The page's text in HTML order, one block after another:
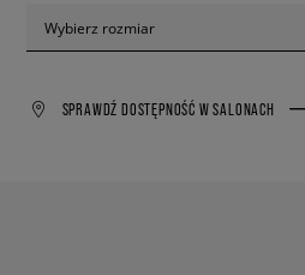
Wybierz rozmiar
SPRAWDŹ DOSTĘPNOŚĆ W SALONACH